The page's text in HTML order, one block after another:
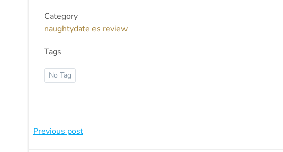
Category
naughtydate es review
Tags
No Tag
Beitragsnavigation
Previous post